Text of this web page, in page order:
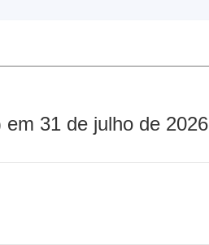
31 de julho de 2026